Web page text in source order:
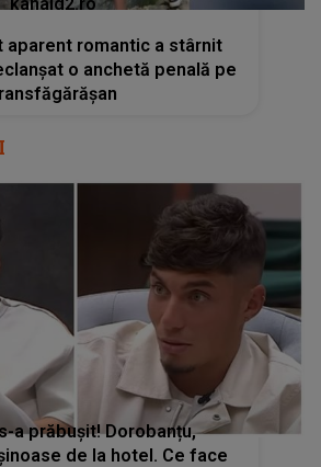
aparent romantic a stârnit
o anchetă penală pe
a prăbușit! Dorobanțu,
de la hotel. Ce face